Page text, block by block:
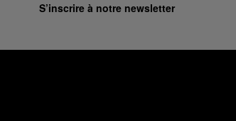
S’inscrire à notre newsletter